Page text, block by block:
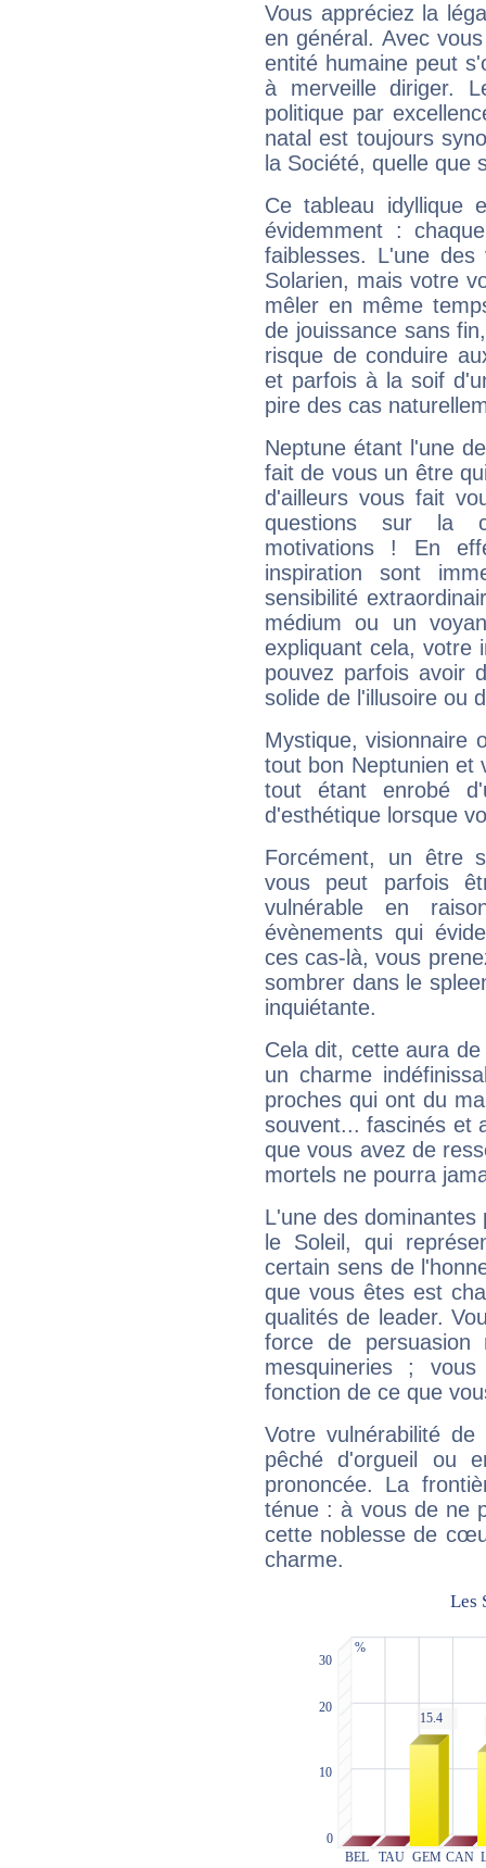
Vous appréciez la
en général. Avec
entité humaine peut
à merveille diriger.
politique par
natal est toujours
la Société, quelle que
Ce tableau idyllique
évidemment :
faiblesses. L'une
Solarien, mais votre
mêler en même
de jouissance sans
risque de conduire
et parfois à la soif
pire des cas
Neptune étant l'une
fait de vous un être
d'ailleurs vous fait
questions sur la
motivations ! En
inspiration sont
sensibilité
médium ou un
expliquant cela, votre
pouvez parfois avoir
solide de l'illusoire ou
Mystique, visionnaire
tout bon Neptunien et
tout étant enrobé
d'esthétique lorsque
Forcément, un être
vous peut parfois
vulnérable en
évènements qui
ces cas-là, vous
sombrer dans le
inquiétante.
Cela dit, cette aura
un charme
proches qui ont du
souvent... fascinés et
que vous avez de
mortels ne pourra
L'une des
le Soleil, qui
certain sens de
que vous êtes est
qualités de leader.
force de
mesquineries ;
fonction de ce que
Votre vulnérabilité
pêché d'orgueil ou
prononcée. La
ténue : à vous de ne
cette noblesse de
charme.